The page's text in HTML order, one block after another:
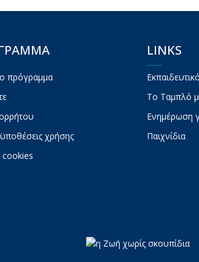
πρόγραμμα
χρήσης
LINKS
To Ταμπλό
Ενημέρωση
Παιχνίδια